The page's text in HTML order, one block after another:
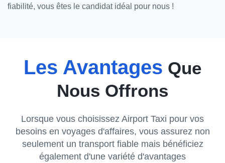
fiabilité, vous êtes le candidat idéal pour nous !
Les Avantages Que
Nous Offrons
Lorsque vous choisissez Airport Taxi pour vos
besoins en voyages d'affaires, vous assurez non
seulement un transport fiable mais bénéficiez
également d'une variété d'avantages